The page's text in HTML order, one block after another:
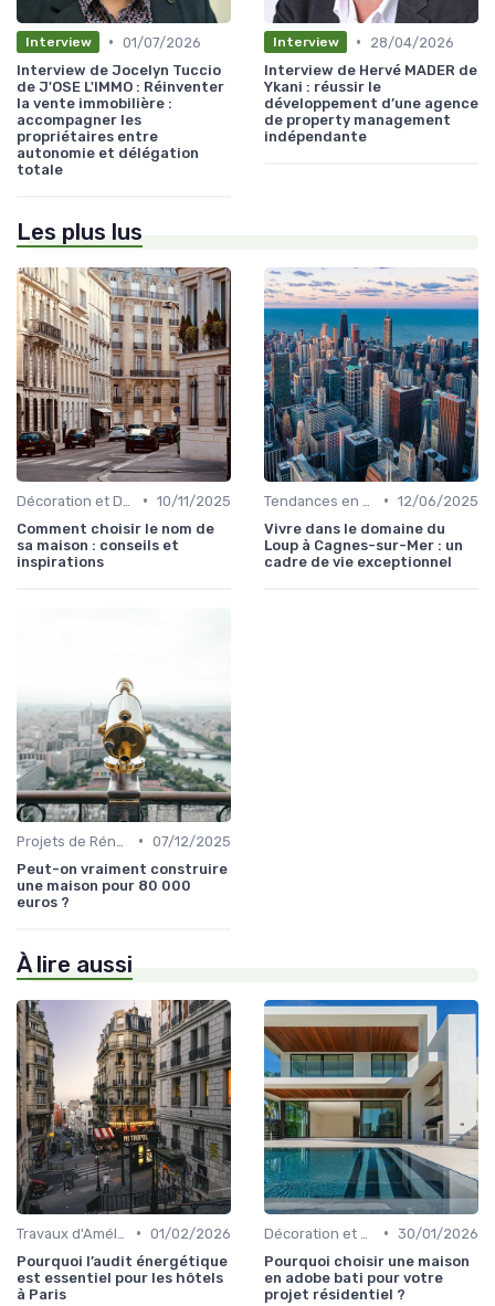
Interview • 01/07/2026
Interview de Jocelyn Tuccio
de J'OSE L'IMMO : Réinventer
la vente immobilière :
accompagner les
propriétaires entre
autonomie et délégation
totale
Interview •
28/04/2026
Interview de Hervé MADER de
Ykani : réussir le
développement d’une agence
de property management
indépendante
Les plus lus
• 10/11/2025
Comment choisir le nom de
sa maison : conseils et
inspirations
• 12/06/2025
Vivre dans le domaine du
Loup à Cagnes-sur-Mer : un
cadre de vie exceptionnel
• 07/12/2025
Peut-on vraiment construire
une maison pour 80 000
euros ?
À lire aussi
• 01/02/2026
Pourquoi l’audit énergétique
est essentiel pour les hôtels
à Paris
• 30/01/2026
Pourquoi choisir une maison
en adobe bati pour votre
projet résidentiel ?